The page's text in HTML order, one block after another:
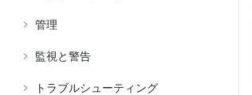
管理
監視と警告
トラブルシューティング